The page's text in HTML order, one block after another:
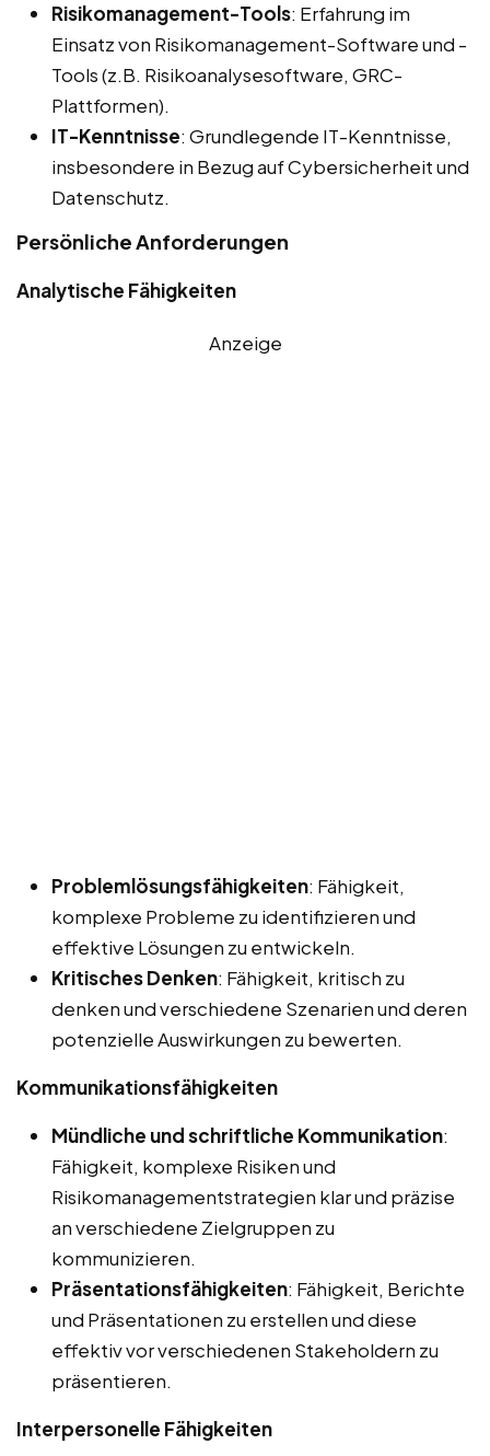
Risikomanagement-Tools: Erfahrung im
Einsatz von Risikomanagement-Software und -
Tools (z.B. Risikoanalysesoftware, GRC-
Plattformen).
IT-Kenntnisse: Grundlegende IT-Kenntnisse,
insbesondere in Bezug auf Cybersicherheit und
Datenschutz.
Persönliche Anforderungen
Analytische Fähigkeiten
Anzeige
Problemlösungsfähigkeiten: Fähigkeit,
komplexe Probleme zu identifizieren und
effektive Lösungen zu entwickeln.
Kritisches Denken: Fähigkeit, kritisch zu
denken und verschiedene Szenarien und deren
potenzielle Auswirkungen zu bewerten.
Kommunikationsfähigkeiten
Mündliche und schriftliche Kommunikation:
Fähigkeit, komplexe Risiken und
Risikomanagementstrategien klar und präzise
an verschiedene Zielgruppen zu
kommunizieren.
Präsentationsfähigkeiten: Fähigkeit, Berichte
und Präsentationen zu erstellen und diese
effektiv vor verschiedenen Stakeholdern zu
präsentieren.
Interpersonelle Fähigkeiten